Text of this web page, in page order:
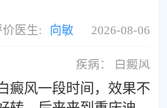
程透明，解释通俗。按
清了、HPV转阴、宫颈
价医生:
向敏 2026-08-06
疾病： 白癜风
癜风一段时间，效果不